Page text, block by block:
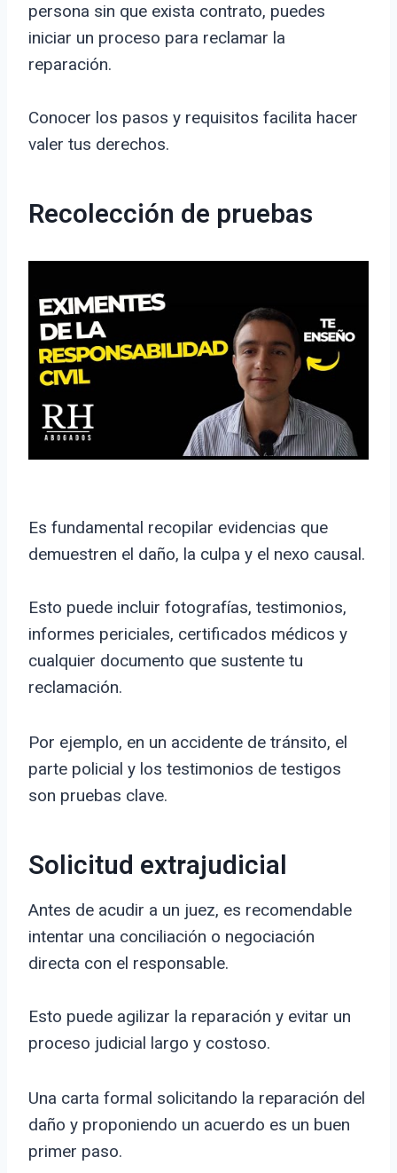
persona sin que exista contrato, puedes
iniciar un proceso para reclamar la
reparación.
Conocer los pasos y requisitos facilita hacer
valer tus derechos.
Recolección de pruebas
Es fundamental recopilar evidencias que
demuestren el daño, la culpa y el nexo causal.
Esto puede incluir fotografías, testimonios,
informes periciales, certificados médicos y
cualquier documento que sustente tu
reclamación.
Por ejemplo, en un accidente de tránsito, el
parte policial y los testimonios de testigos
son pruebas clave.
Solicitud extrajudicial
Antes de acudir a un juez, es recomendable
intentar una conciliación o negociación
directa con el responsable.
Esto puede agilizar la reparación y evitar un
proceso judicial largo y costoso.
Una carta formal solicitando la reparación del
daño y proponiendo un acuerdo es un buen
primer paso.